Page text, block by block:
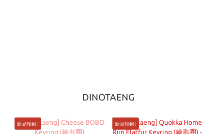
DINOTAENG
新品報到 ! 新品報到 !